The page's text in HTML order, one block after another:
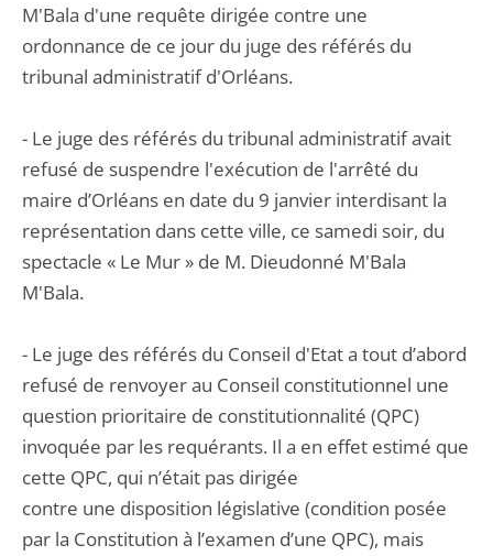
M'Bala d'une requête dirigée contre une
ordonnance de ce jour du juge des référés du
tribunal administratif d'Orléans.
- Le juge des référés du tribunal administratif avait
refusé de suspendre l'exécution de l'arrêté du
maire d’Orléans en date du 9 janvier interdisant la
représentation dans cette ville, ce samedi soir, du
spectacle « Le Mur » de M. Dieudonné M'Bala
M'Bala.
- Le juge des référés du Conseil d'Etat a tout d’abord
refusé de renvoyer au Conseil constitutionnel une
question prioritaire de constitutionnalité (QPC)
invoquée par les requérants. Il a en effet estimé que
cette QPC, qui n’était pas dirigée
contre une disposition législative (condition posée
par la Constitution à l’examen d’une QPC), mais